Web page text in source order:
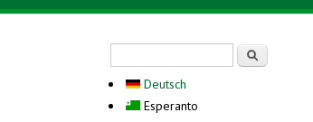
Deutsch
Esperanto